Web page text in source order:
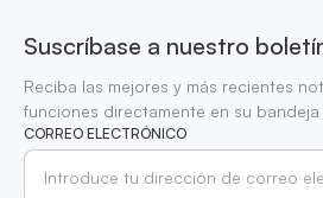
Suscríbase a nuestro
Reciba las mejores y más recientes
funciones directamente en su
CORREO ELECTRÓNICO